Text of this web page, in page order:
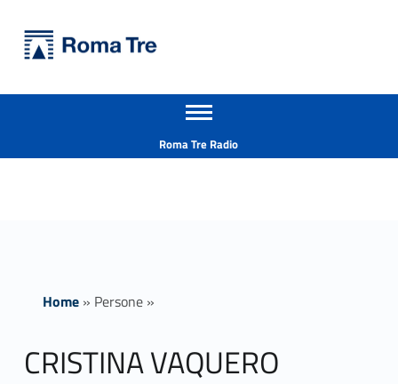
CRISTINA VAQUERO PINEIRO ricerca - Università Roma Tre
Apri il menu secondario
Roma Tre Radio
Home» Persone»
CRISTINA VAQUERO